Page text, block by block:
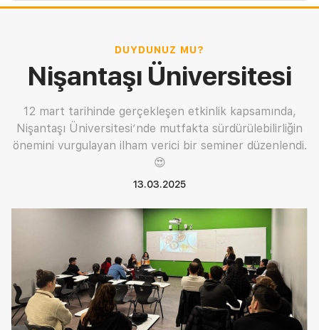
DUYDUNUZ MU?
Nişantaşı Üniversitesi
12 mart tarihinde gerçekleşen etkinlik kapsamında,
Nişantaşı Üniversitesi’nde mutfakta sürdürülebilirliğin
önemini vurgulayan ilham verici bir seminer düzenlendi.
😍
13.03.2025